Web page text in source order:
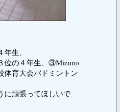
生、
位の４年生、③Mizuno
育大会バドミントン
に頑張ってほしいで